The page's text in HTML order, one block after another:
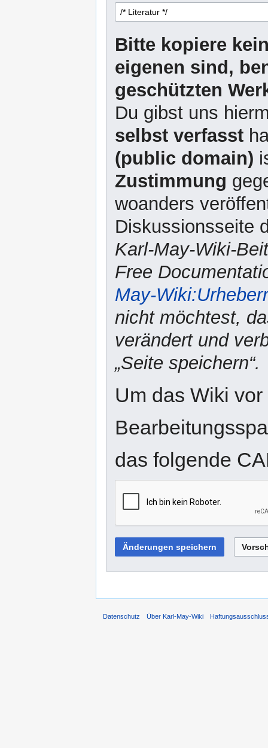
Bitte kopiere
eigenen sind,
geschützten
Du gibst uns
selbst verfasst
(public domain)
Zustimmung
woanders
Diskussionsseite
Karl-May-Wiki-
Free
May-
nicht möchtest,
verändert und
„Seite speichern“.
Um das Wiki
das folgende
Datenschutz Über Karl-May-Wiki